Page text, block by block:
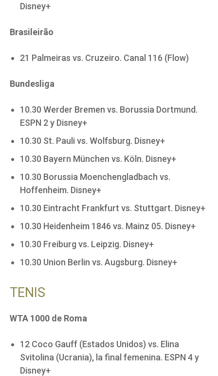
Disney+
Brasileirão
21 Palmeiras vs. Cruzeiro. Canal 116 (Flow)
Bundesliga
10.30 Werder Bremen vs. Borussia Dortmund.
ESPN 2 y Disney+
10.30 St. Pauli vs. Wolfsburg. Disney+
10.30 Bayern München vs. Köln. Disney+
10.30 Borussia Moenchengladbach vs.
Hoffenheim. Disney+
10.30 Eintracht Frankfurt vs. Stuttgart. Disney+
10.30 Heidenheim 1846 vs. Mainz 05. Disney+
10.30 Freiburg vs. Leipzig. Disney+
10.30 Union Berlin vs. Augsburg. Disney+
TENIS
WTA 1000 de Roma
12 Coco Gauff (Estados Unidos) vs. Elina
Svitolina (Ucrania), la final femenina. ESPN 4 y
Disney+